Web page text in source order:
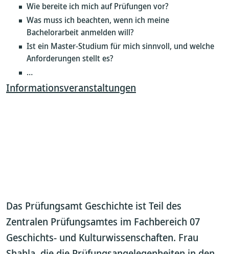
Wie bereite ich mich auf Prüfungen vor?
Was muss ich beachten, wenn ich meine
Bachelorarbeit anmelden will?
Ist ein Master-Studium für mich sinnvoll, und welche
Anforderungen stellt es?
…
Informationsveranstaltungen
Das Prüfungsamt Geschichte ist Teil des
Zentralen Prüfungsamtes im Fachbereich 07
Geschichts- und Kulturwissenschaften. Frau